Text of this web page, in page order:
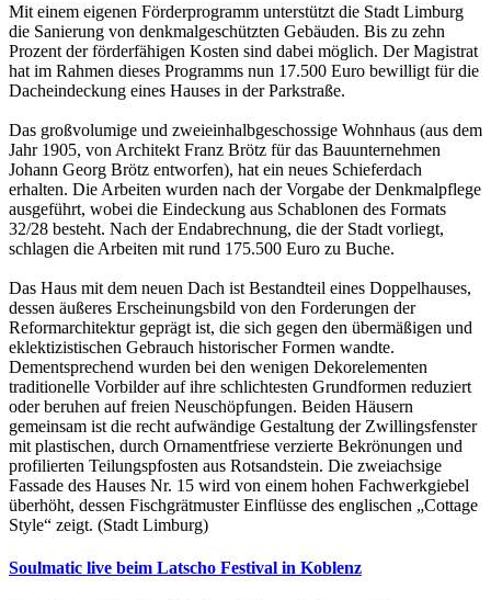
Mit einem eigenen Förderprogramm unterstützt die Stadt Limburg
die Sanierung von denkmalgeschützten Gebäuden. Bis zu zehn
Prozent der förderfähigen Kosten sind dabei möglich. Der Magistrat
hat im Rahmen dieses Programms nun 17.500 Euro bewilligt für die
Dacheindeckung eines Hauses in der Parkstraße.
Das großvolumige und zweieinhalbgeschossige Wohnhaus (aus dem
Jahr 1905, von Architekt Franz Brötz für das Bauunternehmen
Johann Georg Brötz entworfen), hat ein neues Schieferdach
erhalten. Die Arbeiten wurden nach der Vorgabe der Denkmalpflege
ausgeführt, wobei die Eindeckung aus Schablonen des Formats
32/28 besteht. Nach der Endabrechnung, die der Stadt vorliegt,
schlagen die Arbeiten mit rund 175.500 Euro zu Buche.
Das Haus mit dem neuen Dach ist Bestandteil eines Doppelhauses,
dessen äußeres Erscheinungsbild von den Forderungen der
Reformarchitektur geprägt ist, die sich gegen den übermäßigen und
eklektizistischen Gebrauch historischer Formen wandte.
Dementsprechend wurden bei den wenigen Dekorelementen
traditionelle Vorbilder auf ihre schlichtesten Grundformen reduziert
oder beruhen auf freien Neuschöpfungen. Beiden Häusern
gemeinsam ist die recht aufwändige Gestaltung der Zwillingsfenster
mit plastischen, durch Ornamentfriese verzierte Bekrönungen und
profilierten Teilungspfosten aus Rotsandstein. Die zweiachsige
Fassade des Hauses Nr. 15 wird von einem hohen Fachwerkgiebel
überhöht, dessen Fischgrätmuster Einflüsse des englischen „Cottage
Style“ zeigt. (Stadt Limburg)
Soulmatic live beim Latscho Festival in Koblenz